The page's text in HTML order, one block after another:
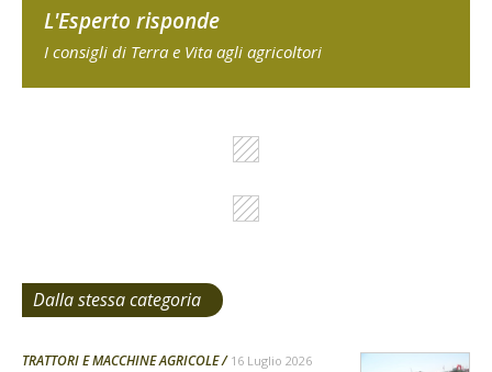
L'Esperto risponde
I consigli di Terra e Vita agli agricoltori
Dalla stessa categoria
TRATTORI E MACCHINE AGRICOLE 16 Luglio 2026